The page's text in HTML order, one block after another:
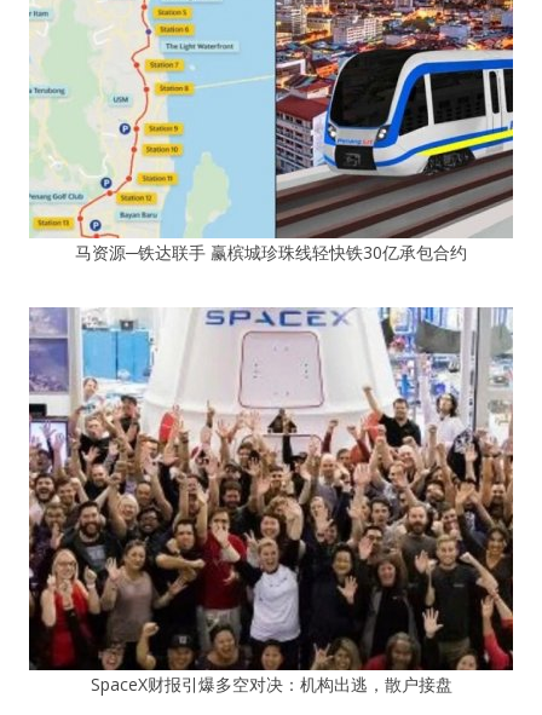
马资源─铁达联手 赢槟城珍珠线轻快铁30亿承包合约
SpaceX财报引爆多空对决：机构出逃，散户接盘